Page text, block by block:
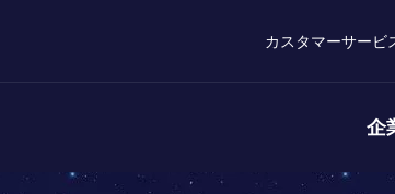
カスタマーサービ
企